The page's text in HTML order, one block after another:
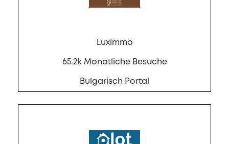
Luximmo
65.2k Monatliche Besuche
Bulgarisch Portal